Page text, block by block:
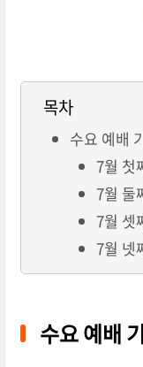
목차
수요 예배
7월 첫
7월 둘
7월 셋
7월 넷
수요 예배